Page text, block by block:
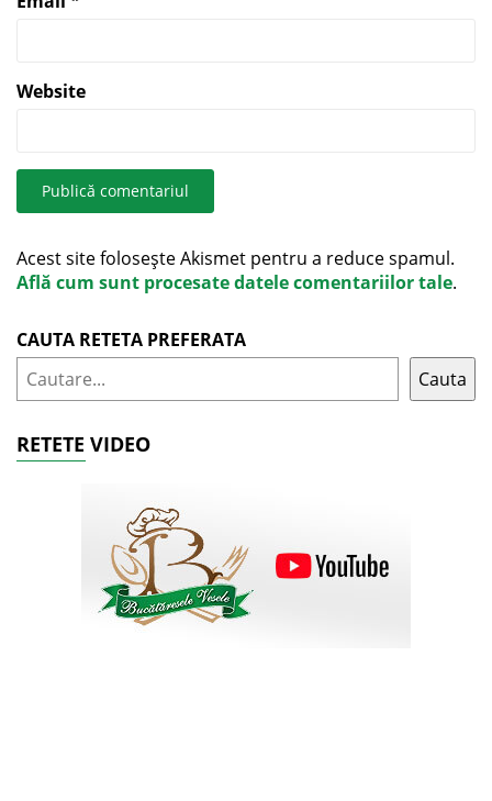
Website
Acest site folosește Akismet pentru a reduce spamul.
Află cum sunt procesate datele comentariilor tale.
CAUTA RETETA PREFERATA
Cauta
RETETE VIDEO